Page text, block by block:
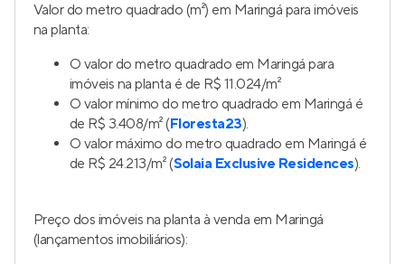
Valor do metro quadrado (m²) em Maringá para imóveis
na planta:
O valor do metro quadrado em Maringá para
imóveis na planta é de R$ 11.024/m²
O valor mínimo do metro quadrado em Maringá é
de R$ 3.408/m² (Floresta23).
O valor máximo do metro quadrado em Maringá é
de R$ 24.213/m² (Solaia Exclusive Residences).
Preço dos imóveis na planta à venda em Maringá
(lançamentos imobiliários):